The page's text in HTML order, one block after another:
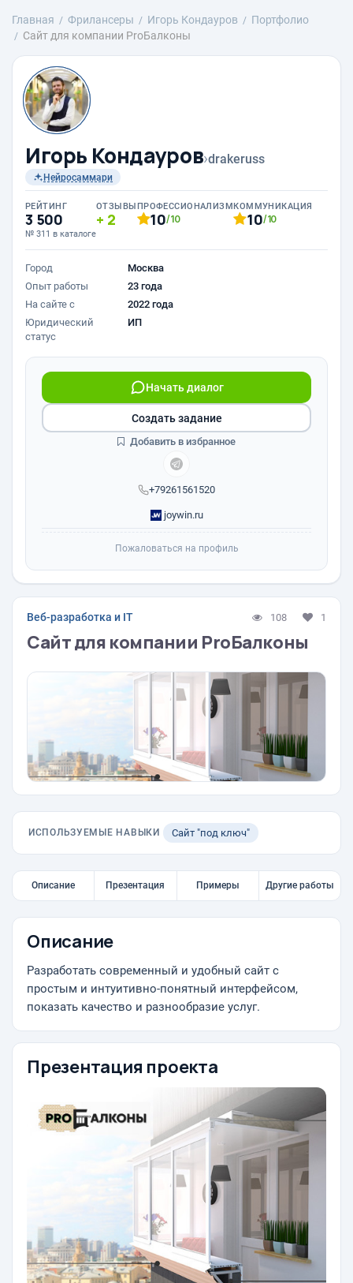
Главная Фрилансеры Игорь Кондауров
Портфолио
Сайт для компании ProБалконы
Игорь Кондауров›drakeruss
Нейросаммари
РЕЙТИНГ
3 500
№ 311 в каталоге
ОТЗЫВЫ
2
ПРОФЕССИОНАЛИЗМ
10/10
КОММУНИКАЦИЯ
10/10
Город
Москва
Опыт работы
23 года
На сайте с
2022 года
Юридический
статус
ИП
+79261561520
Начать диалог
joywin.ru
Создать задание
Добавить в избранное
Пожаловаться на профиль
Веб-разработка и IT 108 1
Сайт для компании ProБалконы
ИСПОЛЬЗУЕМЫЕ НАВЫКИ Сайт "под ключ"
Описание Презентация Примеры Другие работы
Описание
Разработать современный и удобный сайт с
простым и интуитивно-понятный интерфейсом,
показать качество и разнообразие услуг.
Презентация проекта